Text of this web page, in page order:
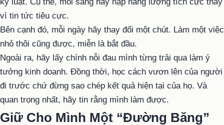
vì tin tức tiêu cực.
Bên cạnh đó, mỗi ngày hãy thay đổi một chút. Làm một việc
nhỏ thôi cũng được, miễn là bắt đầu.
Ngoài ra, hãy lấy chính nỗi đau mình từng trải qua làm ý
tưởng kinh doanh. Đồng thời, học cách vươn lên của người
đi trước chứ đừng sao chép kết quả hiện tại của họ. Và
quan trọng nhất, hãy tin rằng mình làm được.
Giữ Cho Mình Một “Đường Băng”